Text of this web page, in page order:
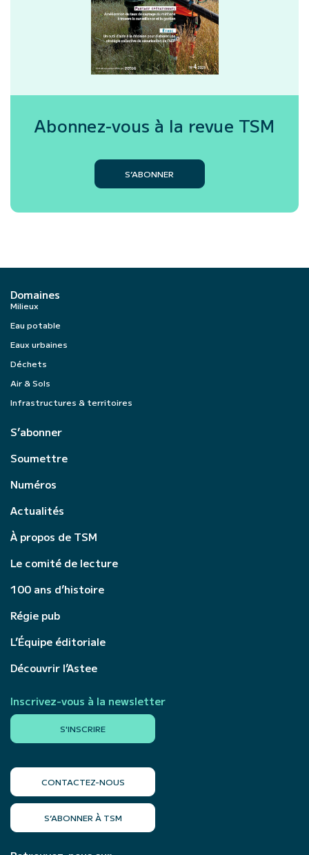
Abonnez-vous à la revue TSM
S’ABONNER
Domaines
Milieux
Eau potable
Eaux urbaines
Déchets
Air & Sols
Infrastructures & territoires
S’abonner
Soumettre
Numéros
Actualités
À propos de TSM
Le comité de lecture
100 ans d’histoire
Régie pub
L’Équipe éditoriale
Découvrir l’Astee
Inscrivez-vous à la newsletter
S'INSCRIRE
CONTACTEZ-NOUS
S’ABONNER À TSM